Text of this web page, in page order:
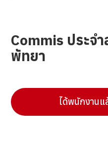
Commis ประจ
พัทยา
ได้พนักงานแ